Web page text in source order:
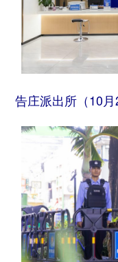
告庄派出所（10月